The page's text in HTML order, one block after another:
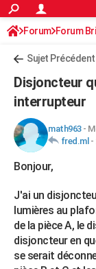
ACTUALITÉS
Politique
Société
Faits Divers
Education
Monde
Villes
+
Programme TV
TNTStreaming
Cinéma
Sorties cinéma
Musique
+FINANCE
Retraite
Impôts
Epargne
Immobilier
Risques naturels
Banque
Assurance
Crédit
AUTO
Essais
Réserver un essai
Citadines
Berlines
SUV
Forum auto
HIGH-TECH
Forum
Aménagement
Extérieur
Cuisine
Salle de bains
Jardinage
Rangement
WEEK-END
Guides de France
Escapades
Patrimoine
Expositions
Musées
Week-end nature
+LIFESTYLE
Art de vivre
Bien-être
Loisirs
Mode
Modes de vie
Forum Forum
Sujet Précédent
Disjoncteur
interrupteur
math963-
fred.ml -
Bonjour,
J'ai un
lumières au
de la pièce A, le
disjoncteur en
se serait